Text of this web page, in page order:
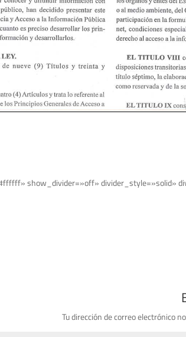
show_divider=»off» divider_style=»solid»
Tu dirección de correo electrónico